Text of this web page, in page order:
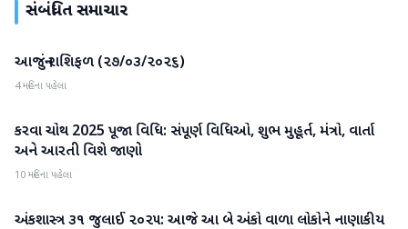
સંબંધિત સમાચાર
એસ્ટ્રોલોજી
આજનું રાશિફળ (૨૭/૦૩/૨૦૨૬)
4 મહિના પહેલા
એસ્ટ્રોલોજી
કરવા ચોથ 2025 પૂજા વિધિ: સંપૂર્ણ વિધિઓ, શુભ મુહૂર્ત, મંત્રો, વાર્તા
અને આરતી વિશે જાણો
10 મહિના પહેલા
એસ્ટ્રોલોજી
અંકશાસ્ત્ર ૩૧ જુલાઈ ૨૦૨૫: આજે આ બે અંકો વાળા લોકોને નાણાકીય